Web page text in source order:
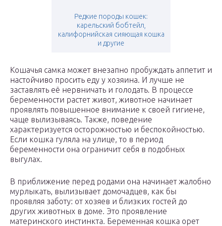
Редкие породы кошек:
карельский бобтейл,
калифорнийская сияющая кошка
и другие
Кошачья самка может внезапно пробуждать аппетит и
настойчиво просить еду у хозяина. И лучше не
заставлять её нервничать и голодать. В процессе
беременности растет живот, животное начинает
проявлять повышенное внимание к своей гигиене,
чаще вылизываясь. Также, поведение
характеризуется осторожностью и беспокойностью.
Если кошка гуляла на улице, то в период
беременности она ограничит себя в подобных
выгулах.
В приближение перед родами она начинает жалобно
мурлыкать, вылизывает домочадцев, как бы
проявляя заботу: от хозяев и близких гостей до
других животных в доме. Это проявление
материнского инстинкта. Беременная кошка орет